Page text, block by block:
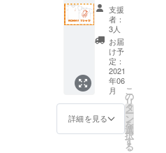
いただ
きま
す。 有
効期
限：２
０２１
年１０
月末日
スト
ポーク
300gと
秘伝の
タレの
セット
です！
要予
約、店
頭まで
来られ
ルTシャ
ツ！ 表
のおた
まに
は、
黒、シ
バー、
オレン
ジの三
色の色
が付き
ます。
支援
者：
3人
お届
け予
定：
2021
年06
月
詳細を見る
こ
の
リ
タ
ー
ン
を
選
択
す
る